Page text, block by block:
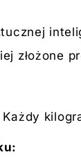
złożone